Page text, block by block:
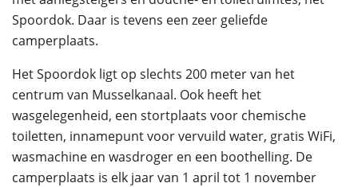
Spoordok. Daar is tevens een zeer geliefde
camperplaats.
Het Spoordok ligt op slechts 200 meter van het
centrum van Musselkanaal. Ook heeft het
wasgelegenheid, een stortplaats voor chemische
toiletten, innamepunt voor vervuild water, gratis WiFi,
wasmachine en wasdroger en een boothelling. De
camperplaats is elk jaar van 1 april tot 1 november